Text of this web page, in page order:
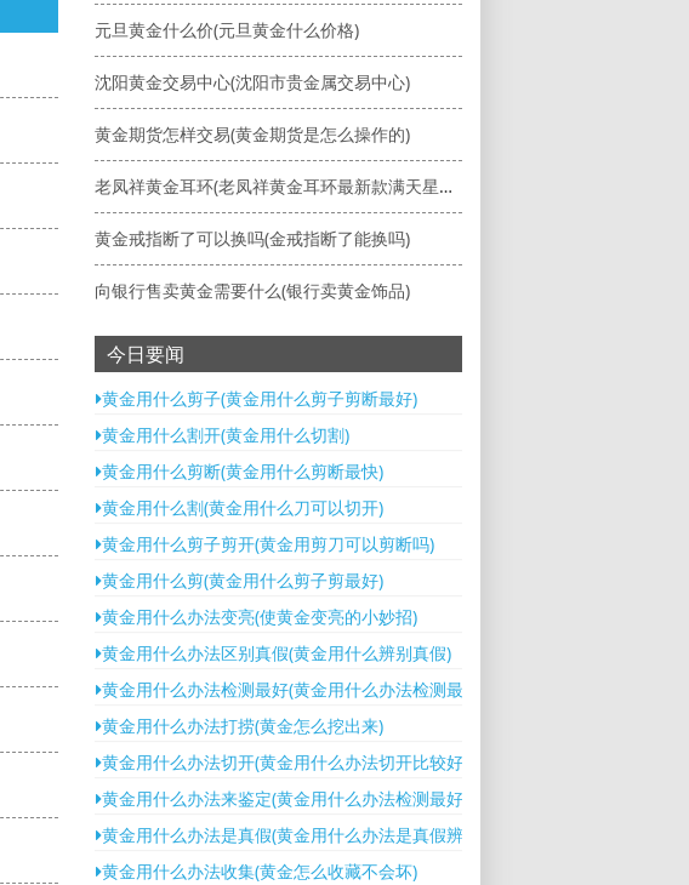
元旦黄金什么价(元旦黄金什么价格)
沈阳黄金交易中心(沈阳市贵金属交易中心)
黄金期货怎样交易(黄金期货是怎么操作的)
老凤祥黄金耳环(老凤祥黄金耳环最新款满天星多少钱)
黄金戒指断了可以换吗(金戒指断了能换吗)
向银行售卖黄金需要什么(银行卖黄金饰品)
今日要闻
黄金用什么剪子(黄金用什么剪子剪断最好)
黄金用什么割开(黄金用什么切割)
黄金用什么剪断(黄金用什么剪断最快)
黄金用什么割(黄金用什么刀可以切开)
黄金用什么剪子剪开(黄金用剪刀可以剪断吗)
黄金用什么剪(黄金用什么剪子剪最好)
黄金用什么办法变亮(使黄金变亮的小妙招)
黄金用什么办法区别真假(黄金用什么辨别真假)
黄金用什么办法检测最好(黄金用什么办法检测最好)
黄金用什么办法打捞(黄金怎么挖出来)
黄金用什么办法切开(黄金用什么办法切开比较好)
黄金用什么办法来鉴定(黄金用什么办法检测最好)
黄金用什么办法是真假(黄金用什么办法是真假辨别)
黄金用什么办法收集(黄金怎么收藏不会坏)